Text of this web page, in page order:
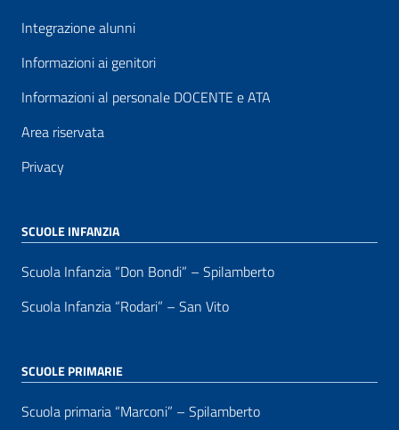
Integrazione alunni
Informazioni ai genitori
Informazioni al personale DOCENTE e ATA
Area riservata
Privacy
SCUOLE INFANZIA
Scuola Infanzia “Don Bondi” – Spilamberto
Scuola Infanzia “Rodari” – San Vito
SCUOLE PRIMARIE
Scuola primaria “Marconi” – Spilamberto